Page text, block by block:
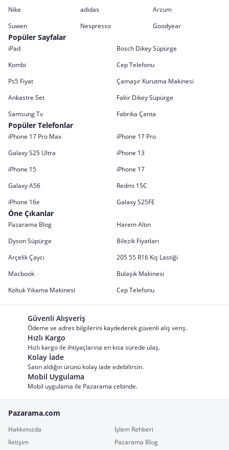
Nike adidas
Arzum
Suwen
Nespresso Goodyear
Popüler Sayfalar
iPad
Bosch Dikey Süpürge
Kombi
Cep Telefonu
Ps5 Fiyat
Çamaşır Kurutma Makinesi
Ankastre Set
Fakir Dikey Süpürge
Samsung Tv
Fabrika Çanta
Popüler Telefonlar
iPhone 17 Pro Max
iPhone 17 Pro
Galaxy S25 Ultra
iPhone 13
iPhone 15
iPhone 17
Galaxy A56
Redmi 15C
iPhone 16e
Galaxy S25FE
Öne Çıkanlar
Pazarama Blog
Harem Altın
Dyson Süpürge
Bilezik Fiyatları
Arçelik Çaycı
205 55 R16 Kış Lastiği
Macbook
Bulaşık Makinesi
Koltuk Yıkama Makinesi
Cep Telefonu
Güvenli Alışveriş
Ödeme ve adres bilgilerini kaydederek güvenli alış veriş.
Hızlı Kargo
Hızlı kargo ile ihtiyaçlarına en kısa sürede ulaş.
Kolay İade
Satın aldığın ürünü kolay iade edebilirsin.
Mobil Uygulama
Mobil uygulama ile Pazarama cebinde.
Pazarama.com
Hakkımızda
İşlem Rehberi
İletişim
Pazarama Blog